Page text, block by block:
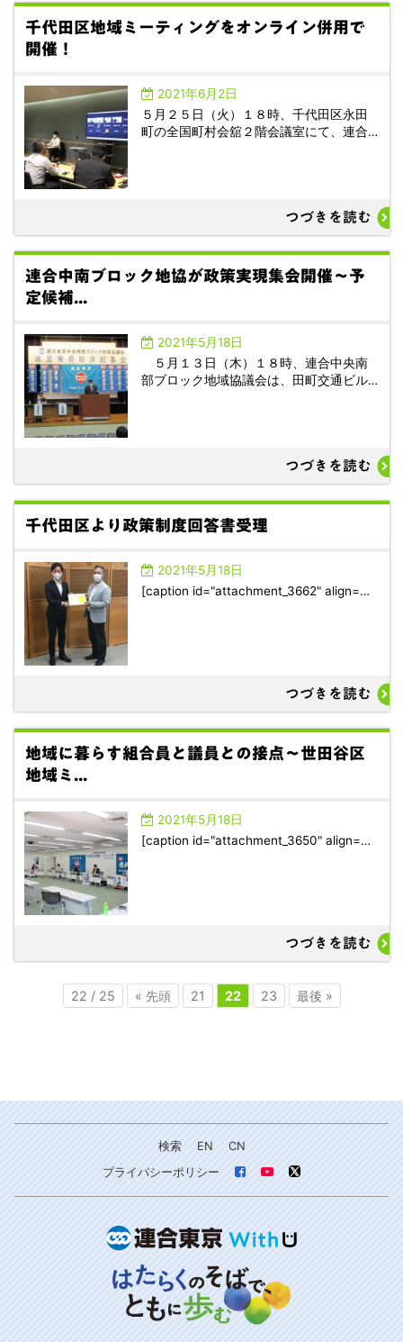
千代田区地域ミーティングをオンライン併用で
開催！
2021年6月2日
５月２５日（火）１８時、千代田区永田
町の全国町村会舘２階会議室にて、連合…
つづきを読む
連合中南ブロック地協が政策実現集会開催～予
定候補...
2021年5月18日
５月１３日（木）１８時、連合中央南
部ブロック地域協議会は、田町交通ビル…
つづきを読む
千代田区より政策制度回答書受理
2021年5月18日
[caption id="attachment_3662" align=…
つづきを読む
地域に暮らす組合員と議員との接点～世田谷区
地域ミ...
2021年5月18日
[caption id="attachment_3650" align=…
つづきを読む
22 / 25 « 先頭 21 22 23 最後 »
検索 EN
CN
プライバシーポリシー